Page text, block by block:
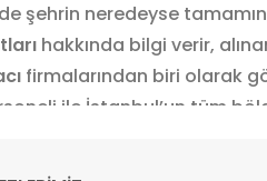
şehrin neredeyse
hakkında bilgi verir,
firmalarından biri olarak
ile İstanbul’un tüm